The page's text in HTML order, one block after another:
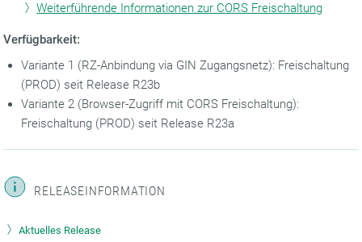
Weiterführende Informationen zur CORS Freischaltung
Verfügbarkeit:
Variante 1 (RZ-Anbindung via GIN Zugangsnetz): Freischaltung
(PROD) seit Release R23b
Variante 2 (Browser-Zugriff mit CORS Freischaltung):
Freischaltung (PROD) seit Release R23a
RELEASEINFORMATION
Aktuelles Release